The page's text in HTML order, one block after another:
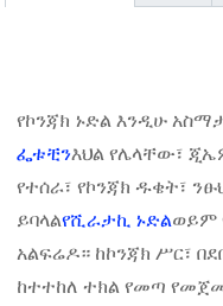
የኮንጃክ ኑድል እንዲሁ
ፌቱቺንእህል የሌላቸው፣
የተሰራ፣ የኮንጃክ ዱቄት፣
ይባላልየሺራታኪ ኑድልወይም
አልፍሬዶ። ከኮንጃክ ሥር፣
ከተተከለ ተክል የመጣ